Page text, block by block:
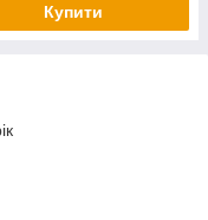
Купити